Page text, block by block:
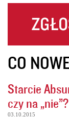
CO
Starcie
czy na „nie”?
03.10.2015